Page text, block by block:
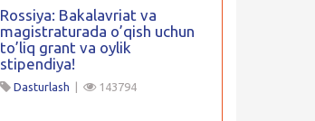
Rossiya: Bakalavriat va
magistraturada o’qish uchun
to’liq grant va oylik
stipendiya!
Dasturlash 143794